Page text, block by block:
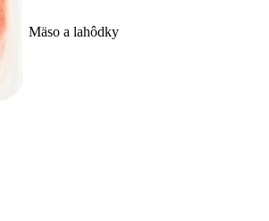
Mäso a lahôdky